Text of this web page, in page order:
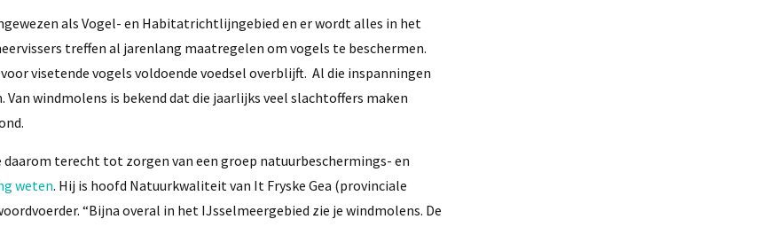
als Vogel- en Habitatrichtlijngebied en er wordt alles in het
treffen al jarenlang maatregelen om vogels te beschermen.
visetende vogels voldoende voedsel overblijft. Al die inspanningen
windmolens is bekend dat die jaarlijks veel slachtoffers maken
terecht tot zorgen van een groep natuurbeschermings- en
weten. Hij is hoofd Natuurkwaliteit van It Fryske Gea (provinciale
“Bijna overal in het IJsselmeergebied zie je windmolens. De